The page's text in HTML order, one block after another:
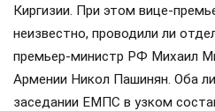
Киргизии. При этом вице-
неизвестно, проводили ли
премьер-министр РФ Михаил
Армении Никол Пашинян. Оба
заседании ЕМПС в узком